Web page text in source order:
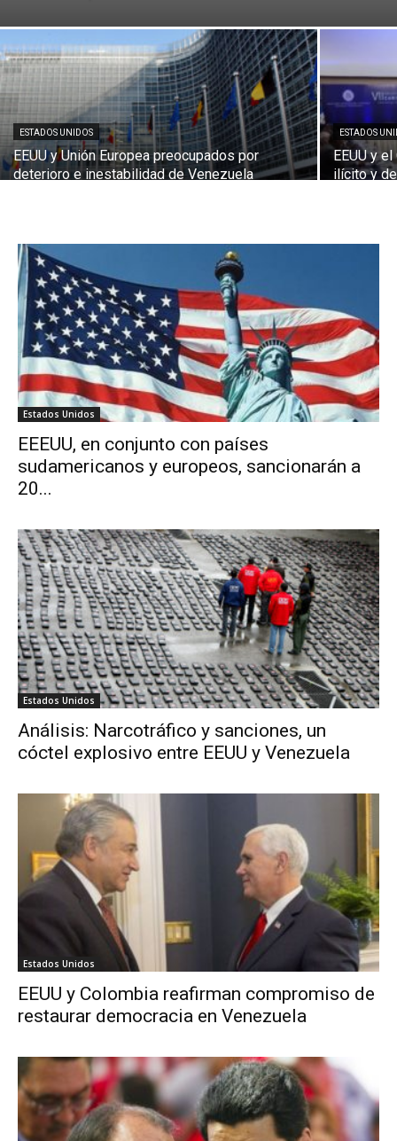
ESTADOS UNIDOS
EEUU y Unión Europea preocupados por
deterioro e inestabilidad de Venezuela
ESTADOS
EEUU y
ilícito y
Estados Unidos
EEEUU, en conjunto con países
sudamericanos y europeos, sancionarán a
20...
Estados Unidos
Análisis: Narcotráfico y sanciones, un
cóctel explosivo entre EEUU y Venezuela
Estados Unidos
EEUU y Colombia reafirman compromiso de
restaurar democracia en Venezuela